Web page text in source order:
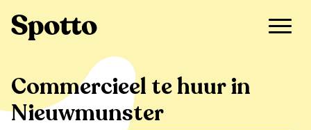
Nieuwmunster
Commercieel te huur in
Nieuwmunster